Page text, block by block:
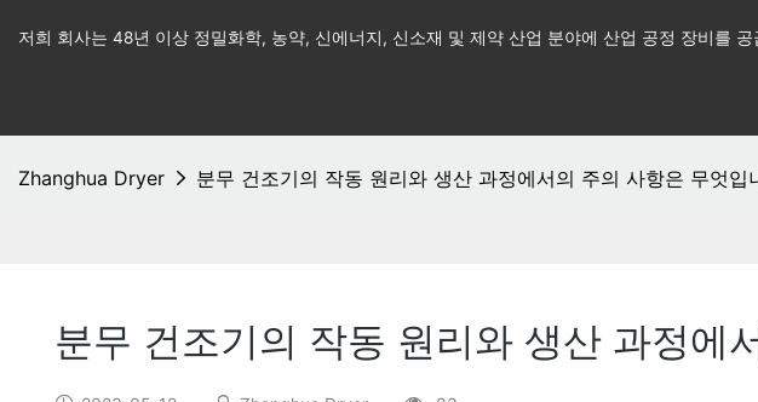
저희 회사는 48년 이상 정밀화학, 농약, 신에너지, 신소재 및 제약 산업 분야에 산업 공정 장비를
Zhanghua Dryer 분무 건조기의 작동 원리와 생산 과정에서의 주의 사항은 무엇입
분무 건조기의 작동 원리와 생산 과정에